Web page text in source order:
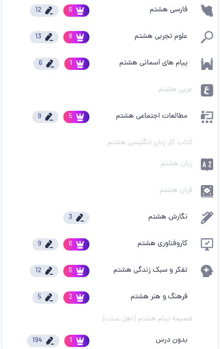
فارسی هشتم 6
12
علوم تجربی هشتم 8
13
پیام های آسمانی هشتم 1
6
عربی هشتم
مطالعات اجتماعی هشتم 5
9
کتاب کار زبان انگلیسی هشتم
زبان هشتم
قرآن هشتم
نگارش هشتم 3
کاروفناوری هشتم 6
9
تفکر و سبک زندگی هشتم 6
12
فرهنگ و هنر هشتم 2
5
ضمیمه پیام هشتم (اهل سنت)
بدون درس
1
194